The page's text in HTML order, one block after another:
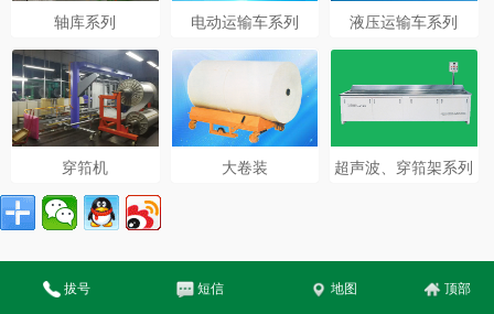
轴库系列 电动运输车系列 液压运输车系列
穿筘机 大卷装 超声波、穿筘架系列
拔号 短信 地图 顶部